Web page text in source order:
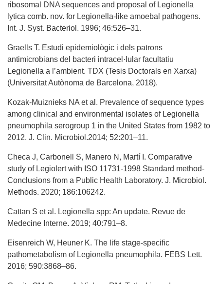
ribosomal DNA sequences and proposal of Legionella
lytica comb. nov. for Legionella-like amoebal pathogens.
Int. J. Syst. Bacteriol. 1996; 46:526–31.
Graells T. Estudi epidemiològic i dels patrons
antimicrobians del bacteri intracel·lular facultatiu
Legionella a l’ambient. TDX (Tesis Doctorals en Xarxa)
(Universitat Autònoma de Barcelona, 2018).
Kozak-Muiznieks NA et al. Prevalence of sequence types
among clinical and environmental isolates of Legionella
pneumophila serogroup 1 in the United States from 1982 to
2012. J. Clin. Microbiol.2014; 52:201–11.
Checa J, Carbonell S, Manero N, Martí I. Comparative
study of Legiolert with ISO 11731-1998 Standard method-
Conclusions from a Public Health Laboratory. J. Microbiol.
Methods. 2020; 186:106242.
Cattan S et al. Legionella spp: An update. Revue de
Medecine Interne. 2019; 40:791–8.
Eisenreich W, Heuner K. The life stage-specific
pathometabolism of Legionella pneumophila. FEBS Lett.
2016; 590:3868–86.